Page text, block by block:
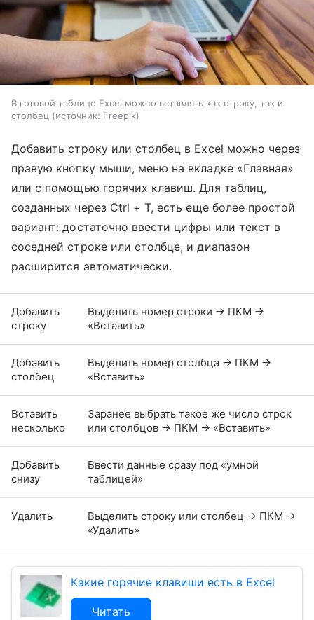
В готовой таблице Excel можно вставлять как строку, так и
столбец
источник: Freepik
Добавить строку или столбец в Excel можно через
правую кнопку мыши, меню на вкладке «Главная»
или с помощью горячих клавиш. Для таблиц,
созданных через Ctrl + T, есть еще более простой
вариант: достаточно ввести цифры или текст в
соседней строке или столбце, и диапазон
расширится автоматически.
Добавить
строку
Выделить номер строки → ПКМ →
«Вставить»
Добавить
столбец
Выделить номер столбца → ПКМ →
«Вставить»
Вставить
несколько
Заранее выбрать такое же число строк
или столбцов → ПКМ → «Вставить»
Добавить
снизу
Ввести данные сразу под «умной
таблицей»
Удалить
Выделить строку или столбец → ПКМ →
«Удалить»
Какие горячие клавиши есть в Excel
Читать